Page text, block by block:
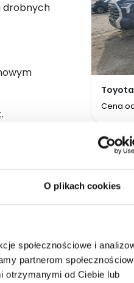
O plikach cookies
społecznościowe i
partnerom
otrzymanymi od Ciebie lub
drobnych
od razu.
Cena
BMW
F32/
Cena